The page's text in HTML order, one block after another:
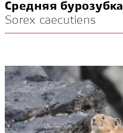
Средняя бурозубка
Sorex caecutiens